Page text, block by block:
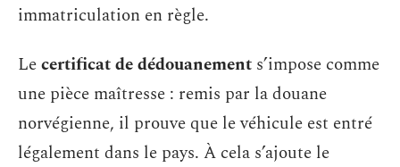
immatriculation en règle.
Lecertificat de dédouanement s’impose comme
une pièce maîtresse : remis par la douane
norvégienne, il prouve que le véhicule est entré
légalement dans le pays. À cela s’ajoute le